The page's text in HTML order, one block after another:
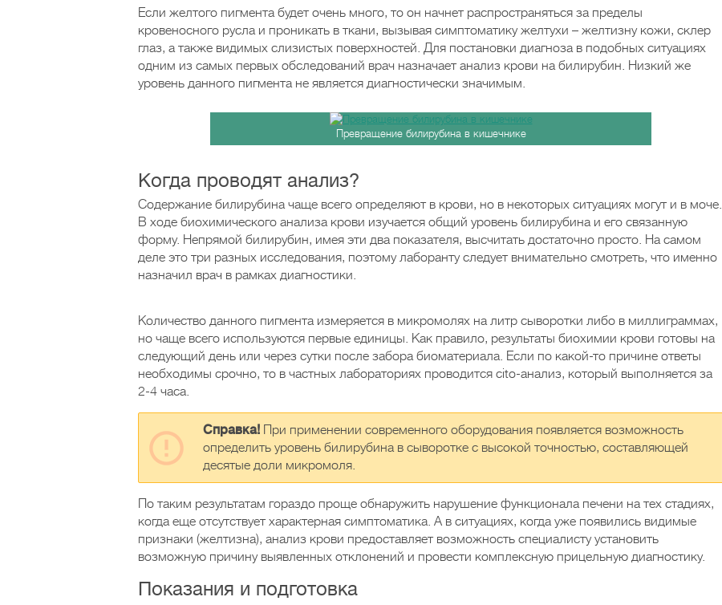
Если желтого пигмента будет очень много, то он начнет распространяться за пределы
кровеносного русла и проникать в ткани, вызывая симптоматику желтухи – желтизну кожи, склер
глаз, а также видимых слизистых поверхностей. Для постановки диагноза в подобных ситуациях
одним из самых первых обследований врач назначает анализ крови на билирубин. Низкий же
уровень данного пигмента не является диагностически значимым.
Превращение билирубина в кишечнике
Когда проводят анализ?
Содержание билирубина чаще всего определяют в крови, но в некоторых ситуациях могут и в моче.
В ходе биохимического анализа крови изучается общий уровень билирубина и его связанную
форму. Непрямой билирубин, имея эти два показателя, высчитать достаточно просто. На самом
деле это три разных исследования, поэтому лаборанту следует внимательно смотреть, что именно
назначил врач в рамках диагностики.
Количество данного пигмента измеряется в микромолях на литр сыворотки либо в миллиграммах,
но чаще всего используются первые единицы. Как правило, результаты биохимии крови готовы на
следующий день или через сутки после забора биоматериала. Если по какой-то причине ответы
необходимы срочно, то в частных лабораториях проводится cito-анализ, который выполняется за
2-4 часа.
Справка! При применении современного оборудования появляется возможность
определить уровень билирубина в сыворотке с высокой точностью, составляющей
десятые доли микромоля.
По таким результатам гораздо проще обнаружить нарушение функционала печени на тех стадиях,
когда еще отсутствует характерная симптоматика. А в ситуациях, когда уже появились видимые
признаки (желтизна), анализ крови предоставляет возможность специалисту установить
возможную причину выявленных отклонений и провести комплексную прицельную диагностику.
Показания и подготовка